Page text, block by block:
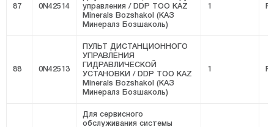
87 0N42514
управления / DDP ТОО KAZ
Minerals Bozshakol (КАЗ
Минералз Бозшаколь)
1
88 0N42513
ПУЛЬТ ДИСТАНЦИОННОГО
УПРАВЛЕНИЯ
ГИДРАВЛИЧЕСКОЙ
УСТАНОВКИ / DDP ТОО KAZ
Minerals Bozshakol (КАЗ
Минералз Бозшаколь)
1
Для сервисного
обслуживания системы